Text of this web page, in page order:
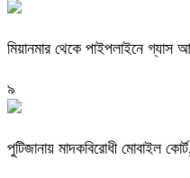
মিয়ানমার থেকে পাইপলাইনে গ্যাস
৯
পুটিজানায় মাদকবিরোধী মোবাইল